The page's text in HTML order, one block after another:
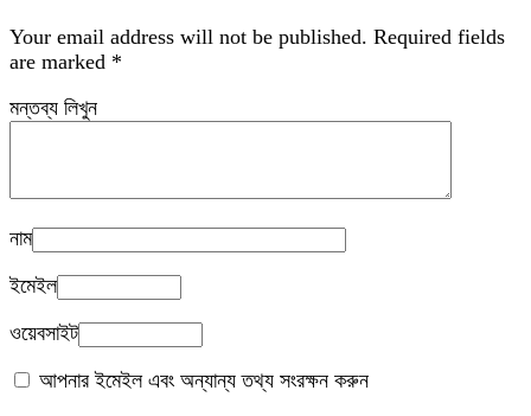
Your email address will not be published. Required fields
are marked *
মন্তব্য লিখুন
নাম
ইমেইল
ওয়েবসাইট
আপনার ইমেইল এবং অন্যান্য তথ্য সংরক্ষন করুন